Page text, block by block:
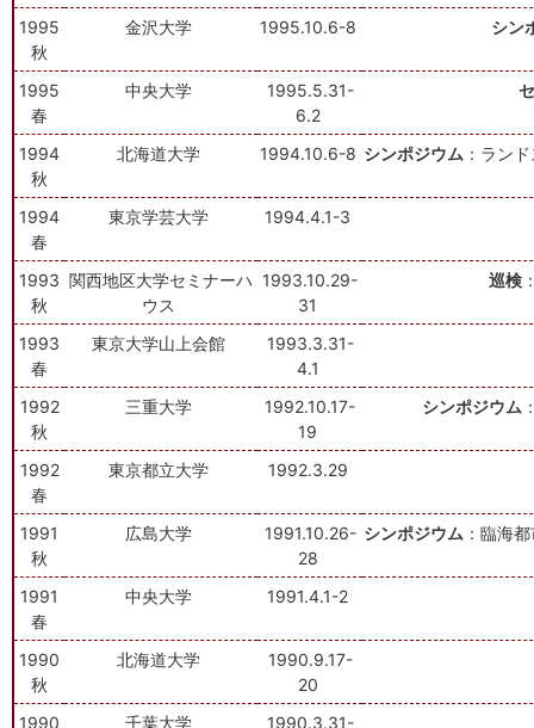
1995
秋
金沢大学 1995.10.6-8 シン
1995
春
中央大学
1995.5.31-
6.2
1994
秋
北海道大学 1994.10.6-8 シンポジウム ：ラン
1994
春
東京学芸大学 1994.4.1-3
1993
秋
関西地区大学セミナーハ
ウス
1993.10.29-
31
巡検
1993
春
東京大学山上会館
1993.3.31-
4.1
1992
秋
三重大学
1992.10.17-
19
シンポジウム
1992
春
東京都立大学 1992.3.29
1991
秋
広島大学
1991.10.26-
28
シンポジウム ：臨海
1991
春
中央大学 1991.4.1-2
1990
秋
北海道大学
1990.9.17-
20
1990
千葉大学 1990.3.31-